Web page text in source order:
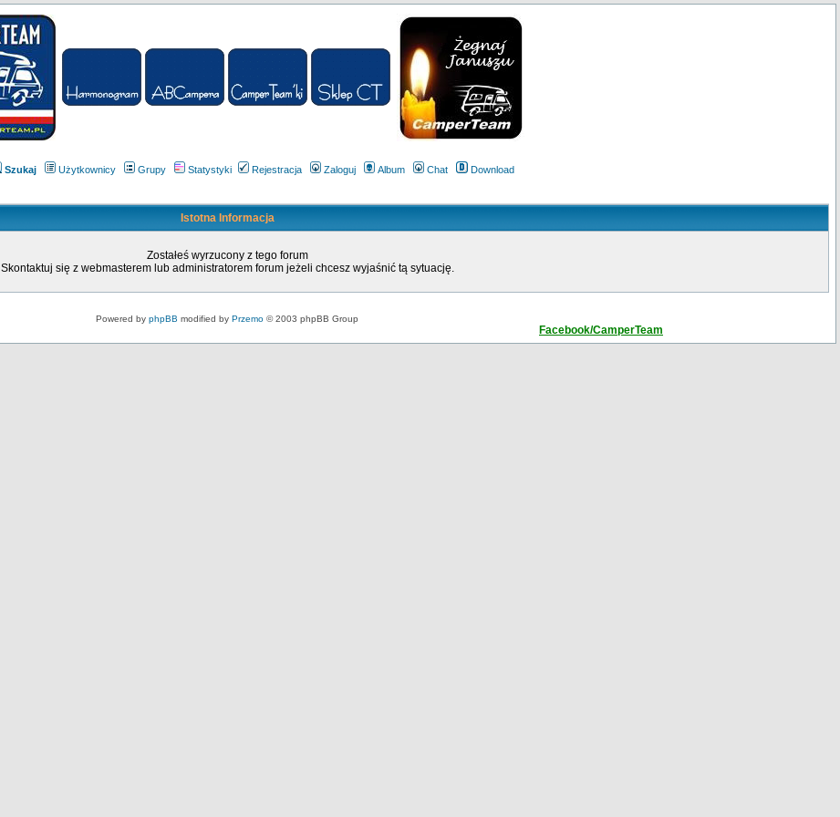
Szukaj Użytkownicy Grupy Statystyki Rejestracja Zaloguj Album Chat Download
Istotna Informacja
Zostałeś wyrzucony z tego forum
Skontaktuj się z webmasterem lub administratorem forum jeżeli chcesz wyjaśnić tą sytuację.
Powered by phpBB modified by Przemo © 2003 phpBB Group
Facebook/CamperTeam